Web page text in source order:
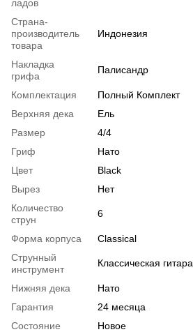
ладов
Страна-
производитель
товара
Индонезия
Накладка
грифа
Палисандр
Комплектация
Полный Комплект
Верхняя дека
Ель
Размер
4/4
Гриф
Нато
Цвет
Black
Вырез
Нет
Количество
струн
6
Форма корпуса
Classical
Струнный
инструмент
Классическая гитара
Нижняя дека
Нато
Гарантия
24 месяца
Состояние
Новое